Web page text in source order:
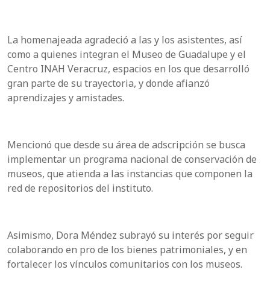
La homenajeada agradeció a las y los asistentes, así
como a quienes integran el Museo de Guadalupe y el
Centro INAH Veracruz, espacios en los que desarrolló
gran parte de su trayectoria, y donde afianzó
aprendizajes y amistades.
Mencionó que desde su área de adscripción se busca
implementar un programa nacional de conservación de
museos, que atienda a las instancias que componen la
red de repositorios del instituto.
Asimismo, Dora Méndez subrayó su interés por seguir
colaborando en pro de los bienes patrimoniales, y en
fortalecer los vínculos comunitarios con los museos.